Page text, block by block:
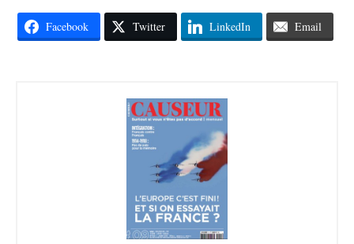
Facebook Twitter LinkedIn Email